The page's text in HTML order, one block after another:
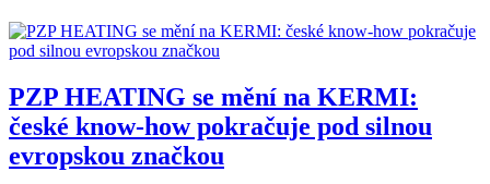
PZP HEATING se mění na KERMI:
české know-how pokračuje pod silnou
evropskou značkou